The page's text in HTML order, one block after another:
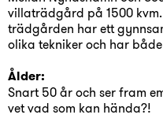
villaträdgård på 1500
trädgården har ett
olika tekniker och har både
Ålder:
Snart 50 år och ser fram
vet vad som kan hända?!